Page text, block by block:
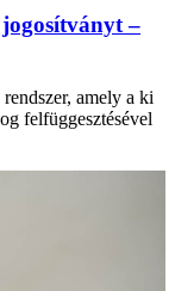
–
amely a ki
felfüggesztésével